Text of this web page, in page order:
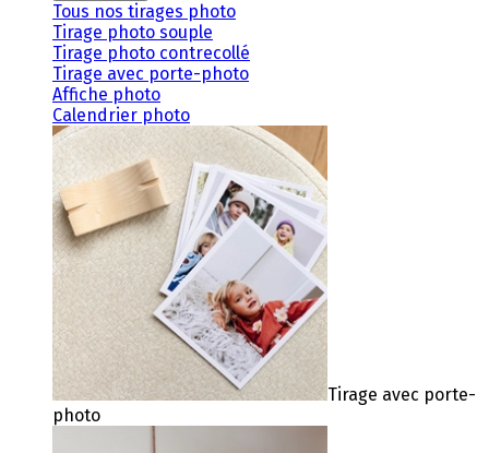
Tous nos tirages photo
Tirage photo souple
Tirage photo contrecollé
Tirage avec porte-photo
Affiche photo
Calendrier photo
Tirage avec porte-
photo